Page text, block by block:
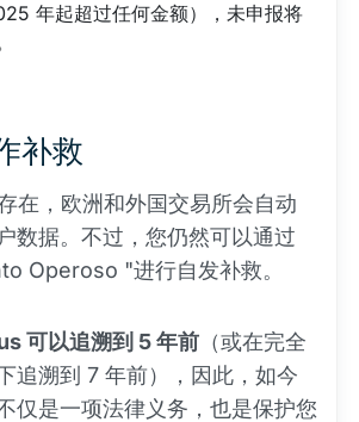
年起超过任何金额），未申报将
补救
在，欧洲和外国交易所会自动
数据。不过，您仍然可以通过
Operoso "进行自发补救。
可以追溯到 5 年前 （或在完全
追溯到 7 年前），因此，如今
仅是一项法律义务，也是保护您